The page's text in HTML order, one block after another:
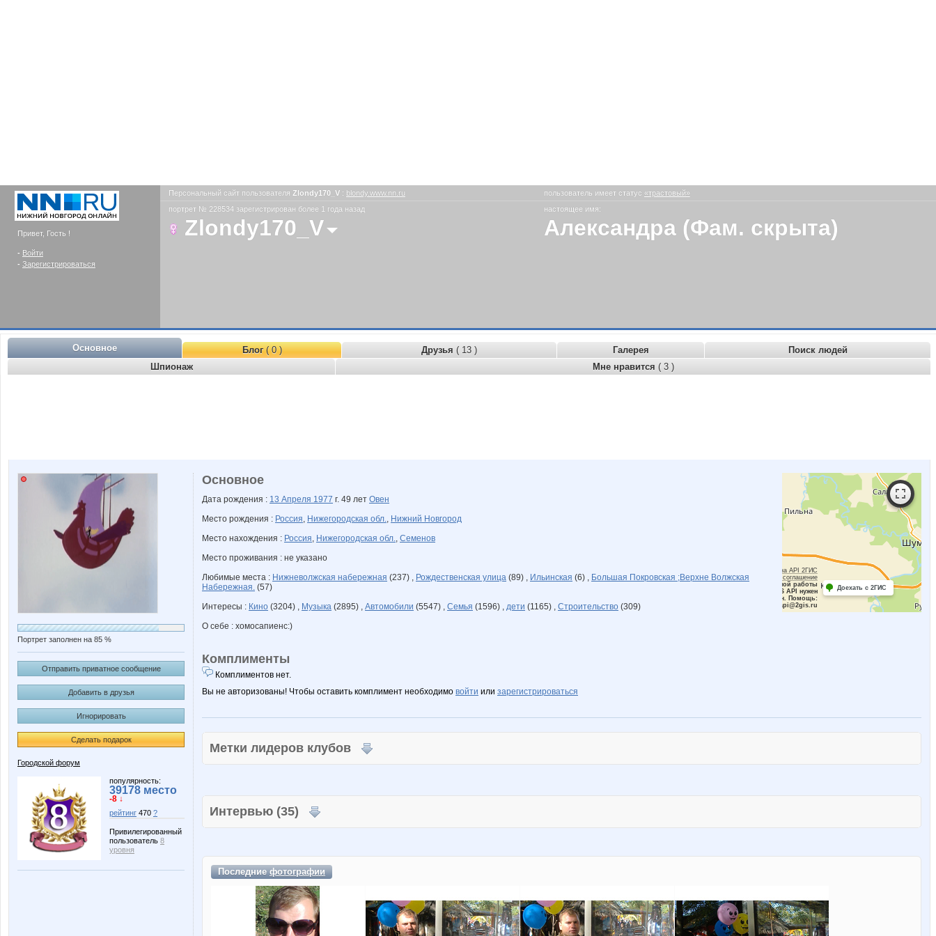
Привет, Гость !
- Войти
- Зарегистрироваться
Персональный сайт пользователя Zlondy170_V : blondy.www.nn.ru пользователь имеет статус «трастовый»
портрет № 228534 зарегистрирован более 1 года назад
Zlondy170_V
настоящее имя:
Александра (Фам. скрыта)
Основное Блог( 0 ) Друзья ( 13 ) Галерея
Поиск людей
Шпионаж
Мне нравится ( 3 )
Портрет заполнен на 85 %
Отправить приватное сообщение
Добавить в друзья
Игнорировать
Сделать подарок
Городской форум
популярность:
39178 место
-8 ↓
рейтинг 470 ?
Привилегированный
пользователь 8
уровня
Работает на API 2ГИС
Лицензионное соглашение
Для корректной работы
Raster JS API нужен
ключ. Помощь:
api@2gis.ru
Доехать с 2ГИС
Основное
Дата рождения : 13 Апреля 1977 г. 49 лет Овен
Место рождения : Россия, Нижегородская обл., Нижний Новгород
Место нахождения : Россия, Нижегородская обл., Семенов
Место проживания : не указано
Любимые места : Нижневолжская набережная (237) , Рождественская улица (89) , Ильинская (6) , Большая Покровская ;Верхне Волжская
Набережная. (57)
Интересы : Кино (3204) , Музыка (2895) , Автомобили (5547) , Семья (1596) , дети (1165) , Строительство (309)
О себе : хомосапиенс:)
Комплименты
Комплиментов нет.
Вы не авторизованы! Чтобы оставить комплимент необходимо войти или зарегистрироваться
Метки лидеров клубов
Интервью (35)
Последниефотографии